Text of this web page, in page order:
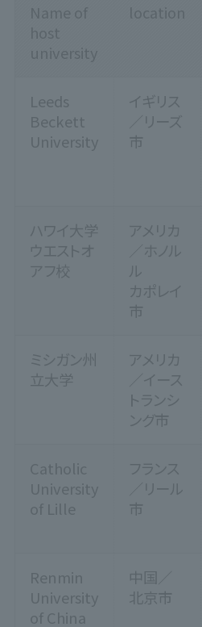
Name of
host
university
location
Leeds
Beckett
University
イギリス
／リーズ
市
ハワイ大学
ウエストオ
アフ校
アメリカ
／ホノル
ル
カポレイ
市
ミシガン州
立大学
アメリカ
／イース
トランシ
ング市
Catholic
University
of Lille
フランス
／リール
市
Renmin
University
of China
中国／
北京市